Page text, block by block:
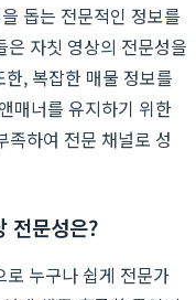
돕는 전문적인 정보를
자칫 영상의 전문성을
, 복잡한 매물 정보를
매너를 유지하기 위한
족하여 전문 채널로 성
전문성은?
누구나 쉽게 전문가